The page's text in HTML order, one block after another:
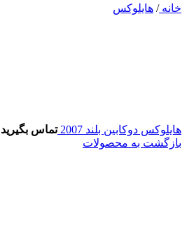
خانه/ هایلوکس
هایلوکس دوکابین بلند 2007
تماس بگیرید
بازگشت به محصولات